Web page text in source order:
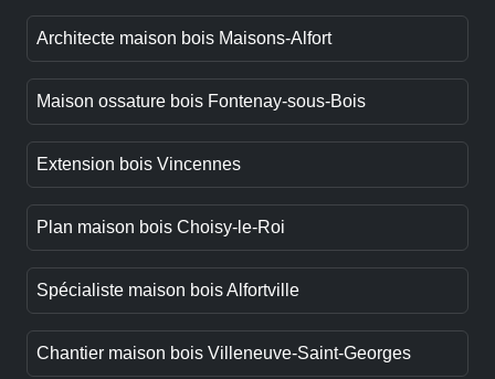
Architecte maison bois Maisons-Alfort
Maison ossature bois Fontenay-sous-Bois
Extension bois Vincennes
Plan maison bois Choisy-le-Roi
Spécialiste maison bois Alfortville
Chantier maison bois Villeneuve-Saint-Georges